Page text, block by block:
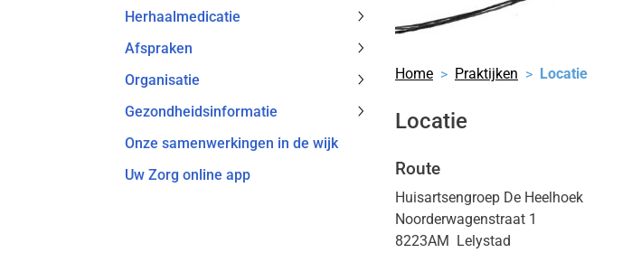
submenu
Herhaalmedicatie
Herhaalmedicatie
submenu
Afspraken
Afspraken
submenu
Organisatie
submenu
Gezondheidsinformatie
Gezondheidsinformatie
Onze samenwerkingen in de wijk
Uw Zorg online app
Home Praktijken Locatie
Locatie
Route
Huisartsengroep De Heelhoek
Noorderwagenstraat 1
8223AM Lelystad